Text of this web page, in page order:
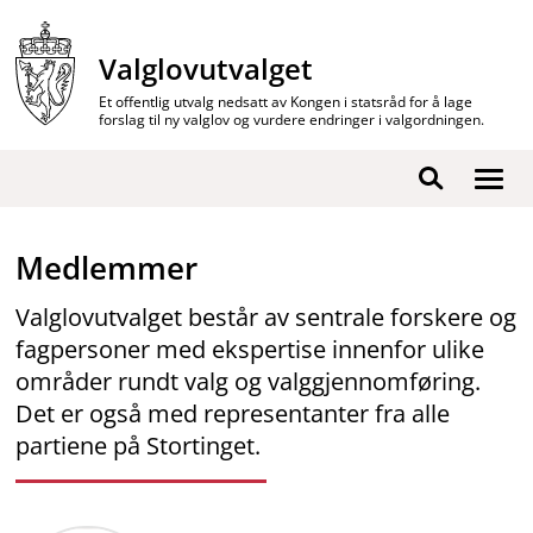
innhold
Valglovutvalget
Et offentlig utvalg nedsatt av Kongen i statsråd for å lage
forslag til ny valglov og vurdere endringer i valgordningen.
Vis
Søk
Medlemmer
Valglovutvalget består av sentrale forskere og
fagpersoner med ekspertise innenfor ulike
områder rundt valg og valggjennomføring.
Det er også med representanter fra alle
partiene på Stortinget.